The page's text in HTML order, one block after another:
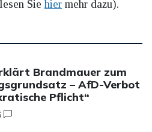
Siehier mehr dazu).
Brandmauer zum
– AfD-Verbot
Pflicht“